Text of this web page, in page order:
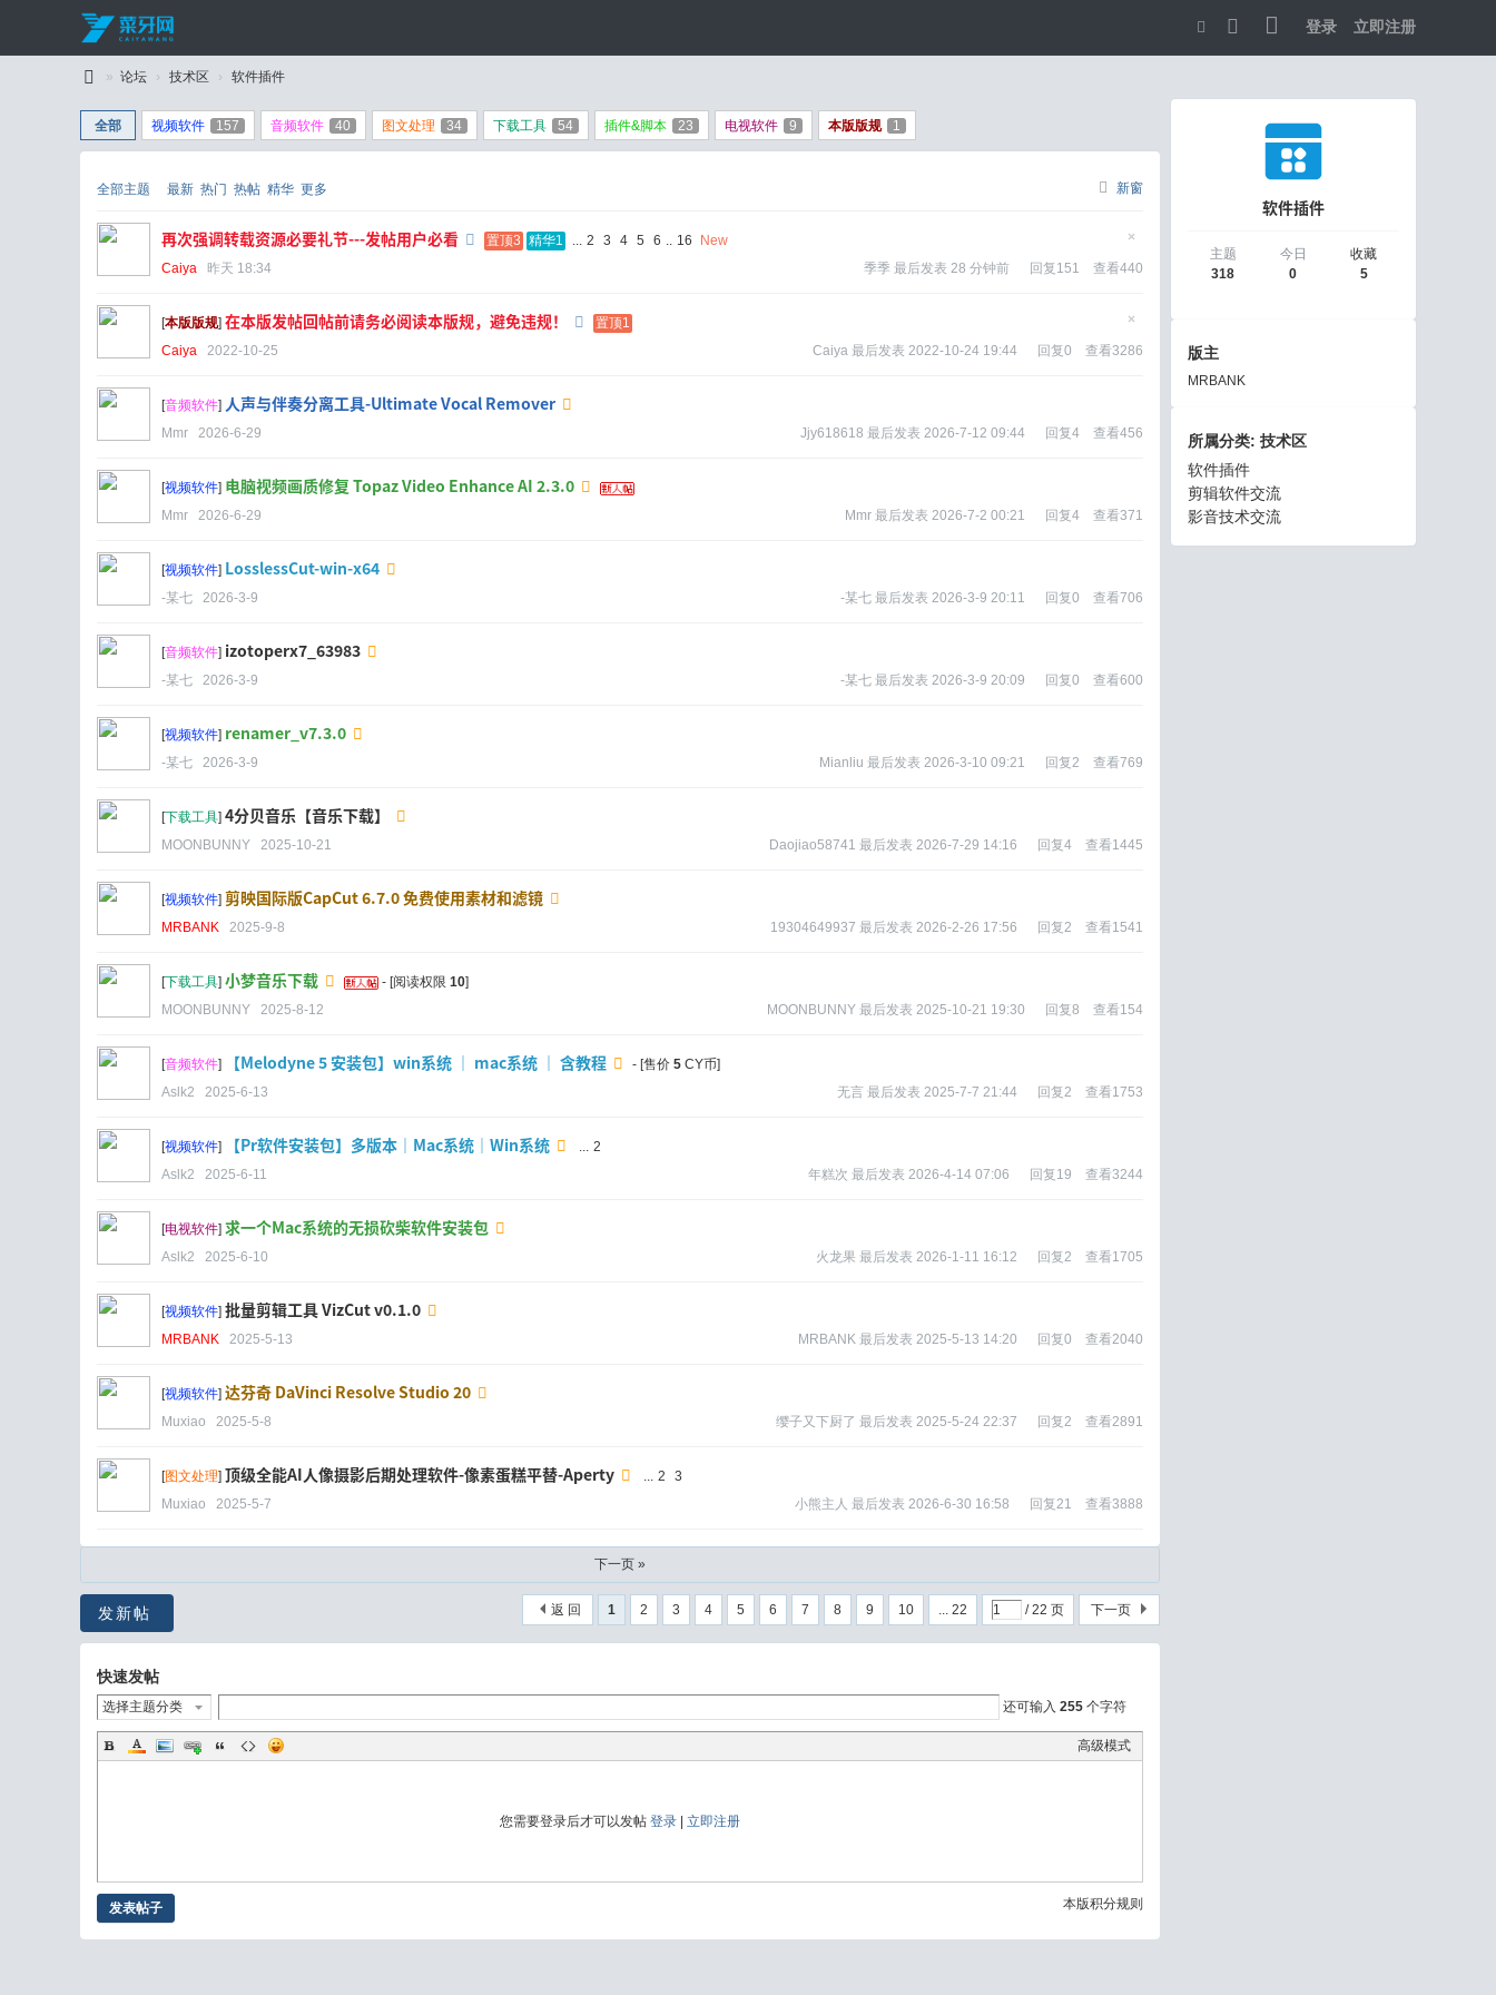
登录 立即注册
换
C
ai
» 论坛 › 技术区 › 软件插件
全部 视频软件 157 音频软件 40 图文处理 34 下载工具 54 插件&脚本 23 电视软件 9 本版版规 1
新窗
全部主题 最新 热门 热帖 精华 更多
藏
置
再次强调转载资源必要礼节---发帖用户必看 置顶3 精华1 ... 2 3 4 5 6 .. 16
New
Caiya
昨天 18:34 查看440
回复151
季季 最后发表 28 分钟前
藏
置
[本版版规] 在本版发帖回帖前请务必阅读本版规，避免违规！
置顶1
Caiya
2022-10-25 查看3286
回复0
Caiya 最后发表 2022-10-24 19:44
[音频软件] 人声与伴奏分离工具-Ultimate Vocal Remover
Mmr 2026-6-29 查看456
回复4
Jjy618618 最后发表 2026-7-12 09:44
[视频软件] 电脑视频画质修复 Topaz Video Enhance AI 2.3.0
Mmr 2026-6-29 查看371
回复4
Mmr 最后发表 2026-7-2 00:21
[视频软件] LosslessCut-win-x64
-某七 2026-3-9 查看706
回复0
-某七 最后发表 2026-3-9 20:11
[音频软件] izotoperx7_63983
-某七 2026-3-9 查看600
回复0
-某七 最后发表 2026-3-9 20:09
[视频软件] renamer_v7.3.0
-某七 2026-3-9 查看769
回复2
Mianliu 最后发表 2026-3-10 09:21
[下载工具] 4分贝音乐【音乐下载】
MOONBUNNY 2025-10-21 查看1445
回复4
Daojiao58741 最后发表 2026-7-29 14:16
[视频软件] 剪映国际版CapCut 6.7.0 免费使用素材和滤镜
MRBANK 2025-9-8 查看1541
回复2
19304649937 最后发表 2026-2-26 17:56
[下载工具] 小梦音乐下载 - [阅读权限10]
MOONBUNNY
2025-8-12 查看154
回复8
MOONBUNNY 最后发表 2025-10-21 19:30
[音频软件] 【Melodyne 5 安装包】win系统 ｜ mac系统 ｜ 含教程 - [售价5 CY币]
Aslk2
2025-6-13 查看1753
回复2
无言 最后发表 2025-7-7 21:44
[视频软件] 【Pr软件安装包】多版本｜Mac系统｜Win系统 ... 2
Aslk2
2025-6-11 查看3244
回复19
年糕次 最后发表 2026-4-14 07:06
[电视软件] 求一个Mac系统的无损砍柴软件安装包
Aslk2 2025-6-10 查看1705
回复2
火龙果 最后发表 2026-1-11 16:12
[视频软件] 批量剪辑工具 VizCut v0.1.0
MRBANK 2025-5-13 查看2040
回复0
MRBANK 最后发表 2025-5-13 14:20
[视频软件] 达芬奇 DaVinci Resolve Studio 20
Muxiao 2025-5-8 查看2891
回复2
缨子又下厨了 最后发表 2025-5-24 22:37
[图文处理] 顶级全能AI人像摄影后期处理软件-像素蛋糕平替-Aperty ... 2
3
Muxiao
2025-5-7 查看3888
回复21
小熊主人 最后发表 2026-6-30 16:58
下一页 »
1 2 3 4 5 6 7 8 9 10 ... 22 / 22 页 下一页
返 回
发新帖
快速发帖
选择主题分类 还可输入 255 个字符
高级模式
您需要登录后才可以发帖 登录 立即注册
本版积分规则
发表帖子
软件插件
主题
318
今日
0
收藏
5
版主
MRBANK
所属分类: 技术区
软件插件
剪辑软件交流
影音技术交流